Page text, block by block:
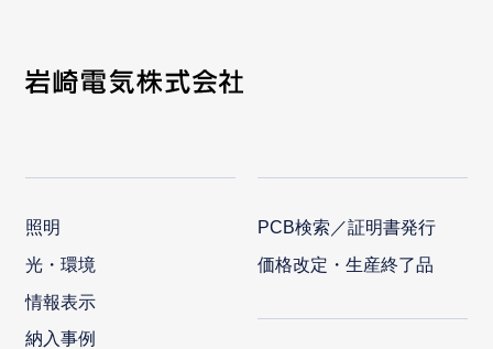
照明
光・環境
情報表示
納入事例
PCB検索／証明書発行
価格改定・生産終了品